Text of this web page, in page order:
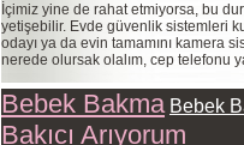
İçimiz yine de rahat etmiyorsa, bu
yetişebilir. Evde güvenlik sistemleri
odayı ya da evin tamamını kamera
nerede olursak olalım, cep telefonu
Bebek Bakma Bebek
Bakıcı Arıyorum